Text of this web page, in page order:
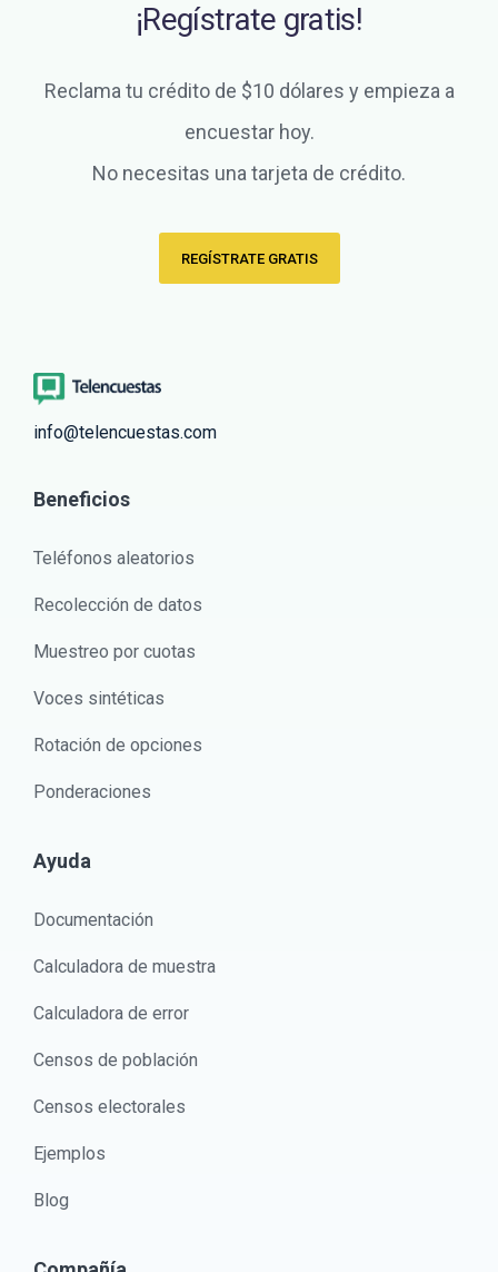
¡Regístrate gratis!
Reclama tu crédito de $10 dólares y empieza a
encuestar hoy.
No necesitas una tarjeta de crédito.
REGÍSTRATE GRATIS
info@telencuestas.com
Beneficios
Teléfonos aleatorios
Recolección de datos
Muestreo por cuotas
Voces sintéticas
Rotación de opciones
Ponderaciones
Ayuda
Documentación
Calculadora de muestra
Calculadora de error
Censos de población
Censos electorales
Ejemplos
Blog